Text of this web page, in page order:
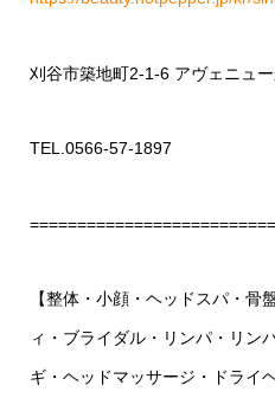
刈谷市築地町2-1-6 アヴェニュ
TEL.0566-57-1897
【整体・小顔・ヘッドスパ・骨
ィ・ブライダル・リンパ・リン
ギ・ヘッドマッサージ・ドライ